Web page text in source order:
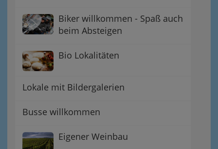
Biker willkommen - Spaß auch
beim Absteigen
Bio Lokalitäten
Lokale mit Bildergalerien
Busse willkommen
Eigener Weinbau